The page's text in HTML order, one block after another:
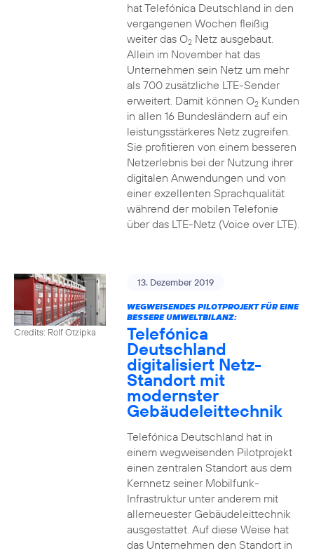
hat Telefónica Deutschland in den
vergangenen Wochen fleißig
weiter das O2Netz ausgebaut.
Allein im November hat das
Unternehmen sein Netz um mehr
als 700 zusätzliche LTE-Sender
erweitert. Damit können O2Kunden
in allen 16 Bundesländern auf ein
leistungsstärkeres Netz zugreifen.
Sie profitieren von einem besseren
Netzerlebnis bei der Nutzung ihrer
digitalen Anwendungen und von
einer exzellenten Sprachqualität
während der mobilen Telefonie
über das LTE-Netz (Voice over LTE).
Credits: Rolf Otzipka
13. Dezember 2019
WEGWEISENDES PILOTPROJEKT FÜR EINE
BESSERE UMWELTBILANZ:
Telefónica
Deutschland
digitalisiert Netz-
Standort mit
modernster
Gebäudeleittechnik
Telefónica Deutschland hat in
einem wegweisenden Pilotprojekt
einen zentralen Standort aus dem
Kernnetz seiner Mobilfunk-
Infrastruktur unter anderem mit
allerneuester Gebäudeleittechnik
ausgestattet. Auf diese Weise hat
das Unternehmen den Standort in